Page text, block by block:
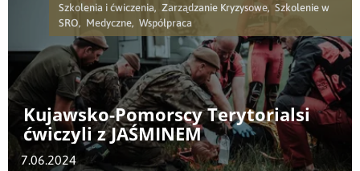
Szkolenia i ćwiczenia, Zarządzanie Kryzysowe, Szkolenie w
SRO, Medyczne, Współpraca
Kujawsko-Pomorscy Terytorialsi
ćwiczyli z JAŚMINEM
7.06.2024